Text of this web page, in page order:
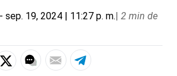
- sep. 19, 2024 | 11:27 p. m.| 2 min de